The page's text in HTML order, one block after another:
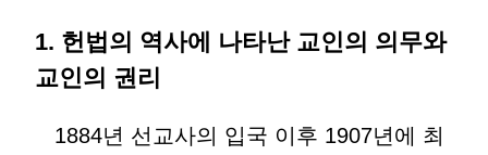
1. 헌법의 역사에 나타난 교인의 의무와
교인의 권리
1884년 선교사의 입국 이후 1907년에 최